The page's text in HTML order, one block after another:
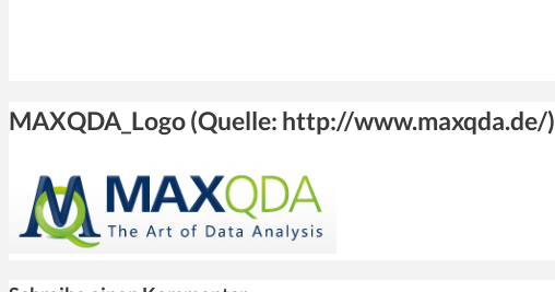
MAXQDA_Logo (Quelle: http://www.maxqda.de/)